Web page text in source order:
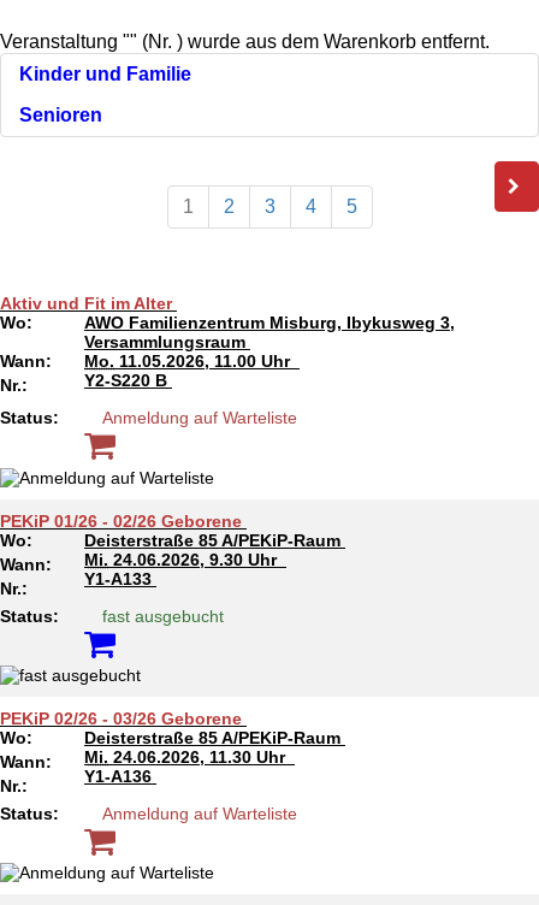
Veranstaltung "" (Nr. ) wurde aus dem Warenkorb entfernt.
Kinder und Familie
Senioren
1 2 3 4 5
Aktiv und Fit im Alter
Wo:
AWO Familienzentrum Misburg, Ibykusweg 3,
Versammlungsraum
Wann:
Mo. 11.05.2026, 11.00 Uhr
Nr.:
Y2-S220 B
Status:
Anmeldung auf Warteliste
PEKiP 01/26 - 02/26 Geborene
Wo:
Deisterstraße 85 A/PEKiP-Raum
Wann:
Mi. 24.06.2026, 9.30 Uhr
Nr.:
Y1-A133
Status:
fast ausgebucht
PEKiP 02/26 - 03/26 Geborene
Wo:
Deisterstraße 85 A/PEKiP-Raum
Wann:
Mi. 24.06.2026, 11.30 Uhr
Nr.:
Y1-A136
Status:
Anmeldung auf Warteliste